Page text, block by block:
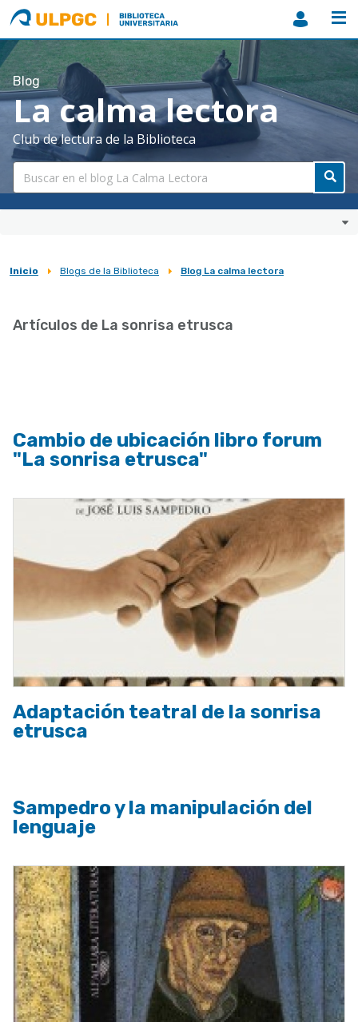
ULPGC
Biblioteca
ULPGC
Blog
La calma lectora
Club de lectura de la Biblioteca
Sobrescribir
de
navegación
Inicio Blogs de la Biblioteca Blog La calma lectora
Artículos de La sonrisa etrusca
Cambio de ubicación libro forum
"La sonrisa etrusca"
Adaptación teatral de la sonrisa
etrusca
Sampedro y la manipulación del
lenguaje